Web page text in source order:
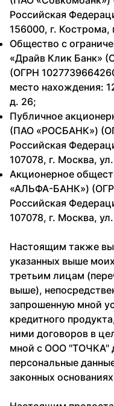
Российская
156000, г.
Общество с
«Драйв Клик Банк»
(ОГРН
место нахождения:
д. 26;
Публичное
(ПАО «РОСБАНК»)
Российская
107078, г. Москва,
Акционерное
«АЛЬФА-БАНК»)
Российская
107078, г. Москва,
Настоящим также
указанных выше
третьим лицам
выше),
запрошенную мной
кредитного
ними договоров в
мной с ООО "ТОЧКА"
персональные
законных